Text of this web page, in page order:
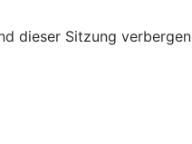
dieser Sitzung verbergen